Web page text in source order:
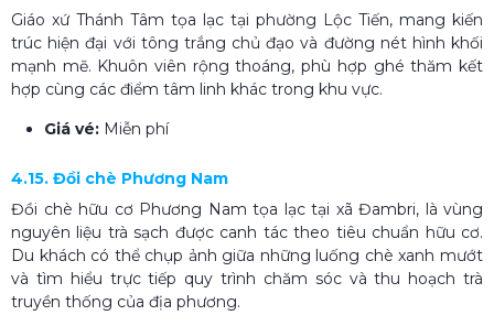
Giáo xứ Thánh Tâm tọa lạc tại phường Lộc Tiến, mang kiến
trúc hiện đại với tông trắng chủ đạo và đường nét hình khối
mạnh mẽ. Khuôn viên rộng thoáng, phù hợp ghé thăm kết
hợp cùng các điểm tâm linh khác trong khu vực.
Giá vé: Miễn phí
4.15. Đồi chè Phương Nam
Đồi chè hữu cơ Phương Nam tọa lạc tại xã Đambri, là vùng
nguyên liệu trà sạch được canh tác theo tiêu chuẩn hữu cơ.
Du khách có thể chụp ảnh giữa những luống chè xanh mướt
và tìm hiểu trực tiếp quy trình chăm sóc và thu hoạch trà
truyền thống của địa phương.